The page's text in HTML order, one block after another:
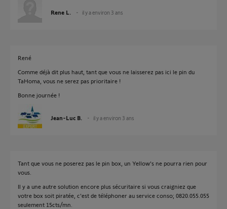
Rene L. il y a environ 3 ans
René
Comme déjà dit plus haut, tant que vous ne laisserez pas ici le pin du
TaHoma, vous ne serez pas prioritaire !
Bonne journée !
Jean-Luc B. il y a environ 3 ans
Tant que vous ne poserez pas le pin box, un Yellow's ne pourra rien pour
vous.
Il y a une autre solution encore plus sécuritaire si vous craigniez que
votre box soit piratée, c'est de téléphoner au service conso; 0820.055.055
seulement 15cts/mn.